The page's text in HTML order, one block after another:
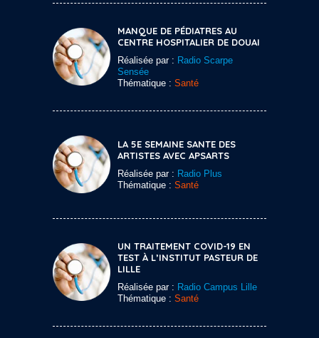
MANQUE DE PÉDIATRES AU
CENTRE HOSPITALIER DE DOUAI
Réalisée par : Radio Scarpe
Sensée
Thématique : Santé
LA 5E SEMAINE SANTE DES
ARTISTES AVEC APSARTS
Réalisée par : Radio Plus
Thématique : Santé
UN TRAITEMENT COVID-19 EN
TEST À L’INSTITUT PASTEUR DE
LILLE
Réalisée par : Radio Campus Lille
Thématique : Santé